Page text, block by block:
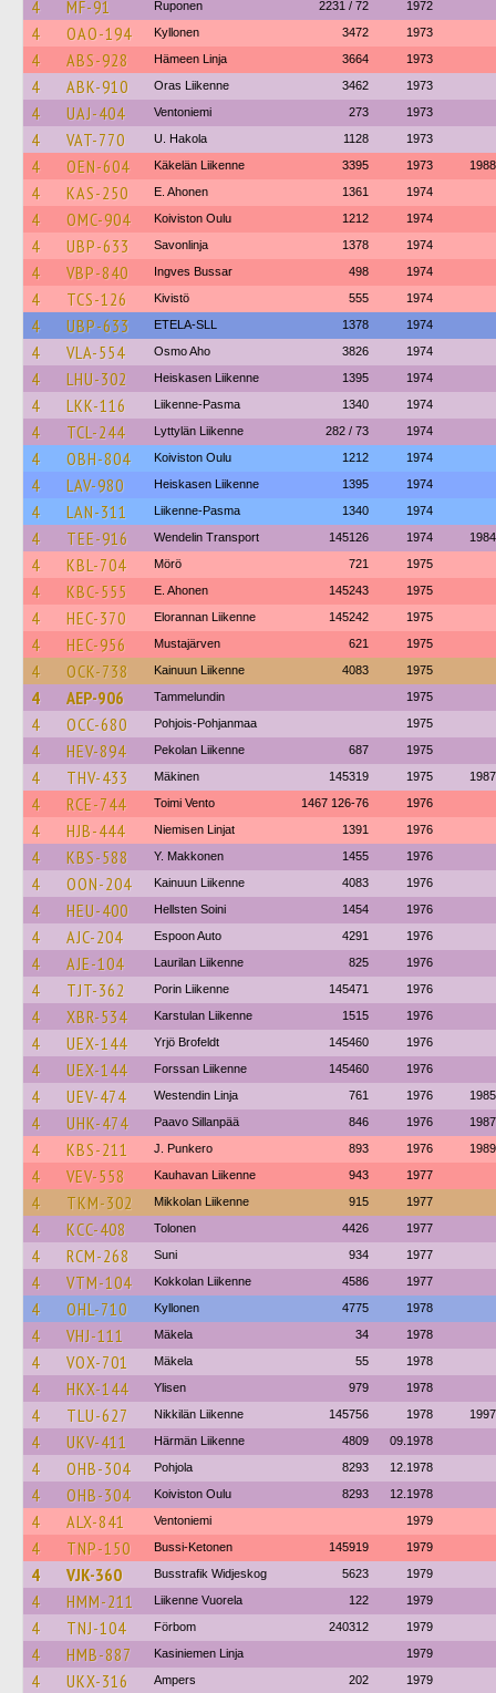
4 MF-91 Ruponen 2231 / 72 1972
4 OAO-194 Kyllonen 3472 1973
4 ABS-928 Hämeen Linja 3664 1973
4 ABK-910 Oras Liikenne 3462 1973
4 UAJ-404 Ventoniemi 273 1973
4 VAT-770 U. Hakola 1128 1973
4 OEN-604 Käkelän Liikenne 3395 1973 1988
4 KAS-250 E. Ahonen 1361 1974
4 OMC-904 Koiviston Oulu 1212 1974
4 UBP-633 Savonlinja 1378 1974
4 VBP-840 Ingves Bussar 498 1974
4 TCS-126 Kivistö 555 1974
4 UBP-633 ETELA-SLL 1378 1974
4 VLA-554 Osmo Aho 3826 1974
4 LHU-302 Heiskasen Liikenne 1395 1974
4 LKK-116 Liikenne-Pasma 1340 1974
4 TCL-244 Lyttylän Liikenne 282 / 73 1974
4 OBH-804 Koiviston Oulu 1212 1974
4 LAV-980 Heiskasen Liikenne 1395 1974
4 LAN-311 Liikenne-Pasma 1340 1974
4 TEE-916 Wendelin Transport 145126 1974 1984
4 KBL-704 Mörö 721 1975
4 KBC-555 E. Ahonen 145243 1975
4 HEC-370 Elorannan Liikenne 145242 1975
4 HEC-956 Mustajärven 621 1975
4 OCK-738 Kainuun Liikenne 4083 1975
4 AEP-906 Tammelundin 1975
4 OCC-680 Pohjois-Pohjanmaa 1975
4 HEV-894 Pekolan Liikenne 687 1975
4 THV-433 Mäkinen 145319 1975 1987
4 RCE-744 Toimi Vento 1467 126-76 1976
4 HJB-444 Niemisen Linjat 1391 1976
4 KBS-588 Y. Makkonen 1455 1976
4 OON-204 Kainuun Liikenne 4083 1976
4 HEU-400 Hellsten Soini 1454 1976
4 AJC-204 Espoon Auto 4291 1976
4 AJE-104 Laurilan Liikenne 825 1976
4 TJT-362 Porin Liikenne 145471 1976
4 XBR-534 Karstulan Liikenne 1515 1976
4 UEX-144 Yrjö Brofeldt 145460 1976
4 UEX-144 Forssan Liikenne 145460 1976
4 UEV-474 Westendin Linja 761 1976 1985
4 UHK-474 Paavo Sillanpää 846 1976 1987
4 KBS-211 J. Punkero 893 1976 1989
4 VEV-558 Kauhavan Liikenne 943 1977
4 TKM-302 Mikkolan Liikenne 915 1977
4 KCC-408 Tolonen 4426 1977
4 RCM-268 Suni 934 1977
4 VTM-104 Kokkolan Liikenne 4586 1977
4 OHL-710 Kyllonen 4775 1978
4 VHJ-111 Mäkela 34 1978
4 VOX-701 Mäkela 55 1978
4 HKX-144 Ylisen 979 1978
4 TLU-627 Nikkilän Liikenne 145756 1978 1997
4 UKV-411 Härmän Liikenne 4809 09.1978
4 OHB-304 Pohjola 8293 12.1978
4 OHB-304 Koiviston Oulu 8293 12.1978
4 ALX-841 Ventoniemi 1979
4 TNP-150 Bussi-Ketonen 145919 1979
4 VJK-360 Busstrafik Widjeskog 5623 1979
4 HMM-211 Liikenne Vuorela 122 1979
4 TNJ-104 Förbom 240312 1979
4 HMB-887 Kasiniemen Linja 1979
4 UKX-316 Ampers 202 1979